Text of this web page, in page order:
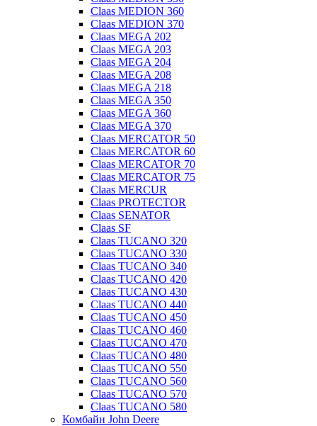
Claas MEDION 360
Claas MEDION 370
Claas MEGA 202
Claas MEGA 203
Claas MEGA 204
Claas MEGA 208
Claas MEGA 218
Claas MEGA 350
Claas MEGA 360
Claas MEGA 370
Claas MERCATOR 50
Claas MERCATOR 60
Claas MERCATOR 70
Claas MERCATOR 75
Claas MERCUR
Claas PROTECTOR
Claas SENATOR
Claas SF
Claas TUCANO 320
Claas TUCANO 330
Claas TUCANO 340
Claas TUCANO 420
Claas TUCANO 430
Claas TUCANO 440
Claas TUCANO 450
Claas TUCANO 460
Claas TUCANO 470
Claas TUCANO 480
Claas TUCANO 550
Claas TUCANO 560
Claas TUCANO 570
Claas TUCANO 580
Комбайн John Deere